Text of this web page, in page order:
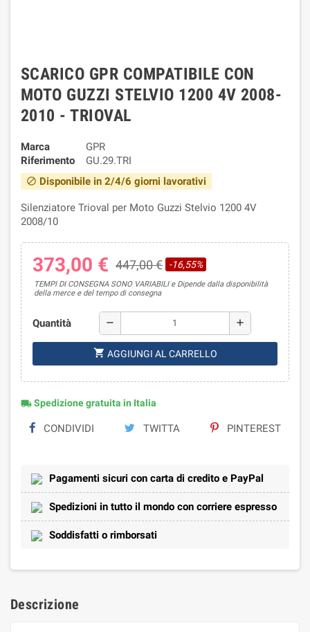
SCARICO GPR COMPATIBILE CON
MOTO GUZZI STELVIO 1200 4V 2008-
2010 - TRIOVAL
Marca
GPR
Riferimento
GU.29.TRI
block Disponibile in 2/4/6 giorni lavorativi
Silenziatore Trioval per Moto Guzzi Stelvio 1200 4V
2008/10
373,00 € 447,00 € -16,55%
TEMPI DI CONSEGNA SONO VARIABILI e Dipende dalla disponibilità
della merce e del tempo di consegna
Quantità remove add
shopping_cart AGGIUNGI AL CARRELLO
local_shippingSpedizione gratuita in Italia
CONDIVIDI TWITTA PINTEREST
Pagamenti sicuri con carta di credito e PayPal
Spedizioni in tutto il mondo con corriere espresso
Soddisfatti o rimborsati
Descrizione